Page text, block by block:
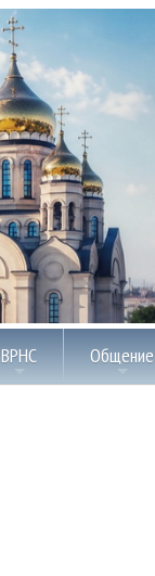
ВРНС Общение